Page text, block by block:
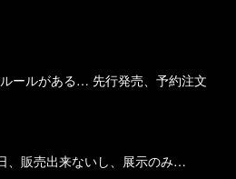
ールがある… 先行発売、予約注文
、販売出来ないし、展示のみ…